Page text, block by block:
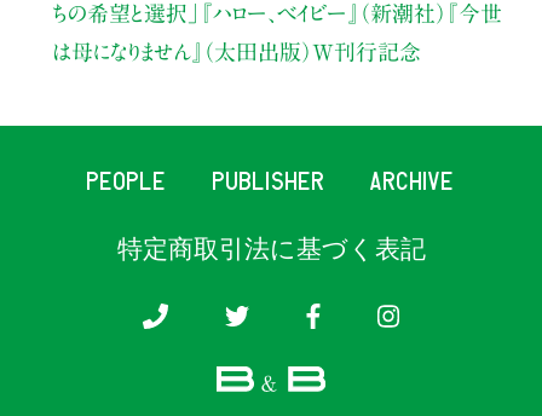
ちの希望と選択」
『ハロー、ベイビー』（新潮社） 『今世
は母になりません』（太田出版）W刊行記念
PEOPLE PUBLISHER ARCHIVE
特定商取引法に基づく表記